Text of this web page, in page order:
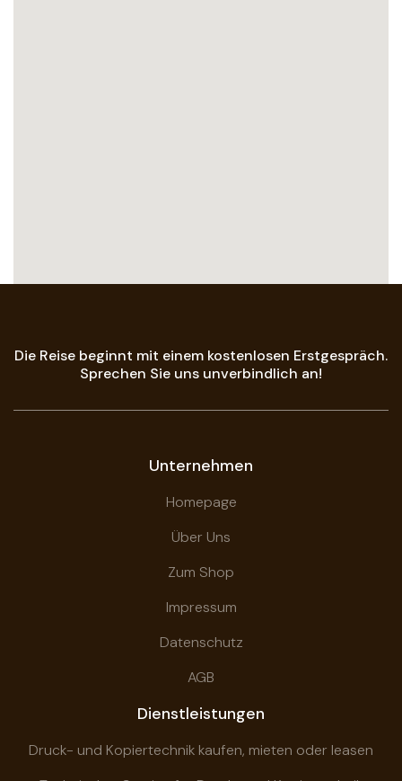
Die Reise beginnt mit einem kostenlosen Erstgespräch.
Sprechen Sie uns unverbindlich an!
Unternehmen
Homepage
Über Uns
Zum Shop
Impressum
Datenschutz
AGB
Dienstleistungen
Druck- und Kopiertechnik kaufen, mieten oder leasen